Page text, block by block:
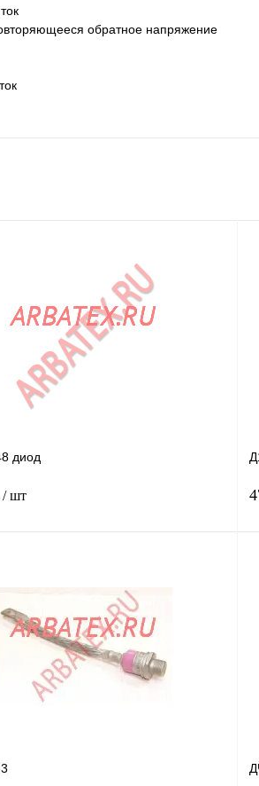
обратное напряжение
диод
/ шт
клик Сравнение
наличии